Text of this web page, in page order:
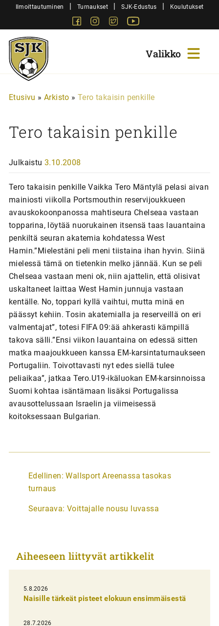
SiirryIlmoittautuminen | Turnaukset | SJK-Edustus | Koulutukset
FacebookInstagram
Twitter
Sjk-
Juniorit
Etusivu » Arkisto » Tero takaisin penkille
Tero takaisin penkille
Julkaistu 3.10.2008
Tero takaisin penkille Vaikka Tero Mäntylä pelasi aivan
mainiosti viikolla Portsmouthin reservijoukkueen
avauskokoonpanossa mahtiseura Chelseaa vastaan
topparina, löytää nuorukainen itsensä taas lauantaina
penkiltä seuran akatemia kohdatessa West
Hamin.”Mielestäni peli meni tiistaina ihan hyvin. Siinä
mielessä tämä on tietenkin melko jännää. Kun se peli
Chelseaa vastaan meni ok, niin ajattelin, että olisivat
uskaltaneet laittaa West Hamin junnuja vastaan
kentälle. No, toppari kyllä vaihtui, mutta minä en
päässyt kehiin. Tosin akatemialla ja reserveillä on eri
valmentajat”, totesi FIFA 09:ää ahkerasti kämpillä
takova sälli.”Ensi viikon lauantaina on edessä sitten
matka maajoukkueen kanssa EM-karsintaturnaukseen
Portugaliin. Toivottavasti nyt edes siellä tulee
peliaikaa”, jatkaa Tero.U19-ikäluokan EM-karsinnoissa
Suomi kohtaa isäntämaan lisäksi Portugalissa
avausottelussaan Israelin ja viimeisessä
koitoksessaan Bulgarian.
A
r
i
e
i
e
n
Edellinen: Wallsport Areenassa tasokas
turnaus
Seuraava: Voittajalle nousu luvassa
Aiheeseen liittyvät artikkelit
5.8.2026
Naisille tärkeät pisteet elokuun ensimmäisestä
28.7.2026